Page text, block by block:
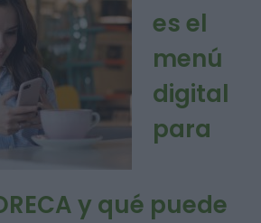
es el
menú
digital
para
y qué puede